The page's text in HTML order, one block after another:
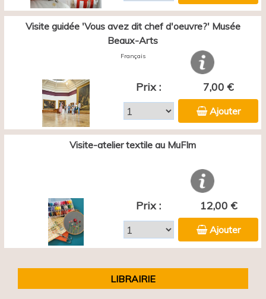
Visite guidée 'Vous avez dit chef d'oeuvre?' Musée
Beaux-Arts
Français
Prix : 7,00 €
Ajouter
Visite-atelier textile au MuFIm
Prix : 12,00 €
Ajouter
LIBRAIRIE